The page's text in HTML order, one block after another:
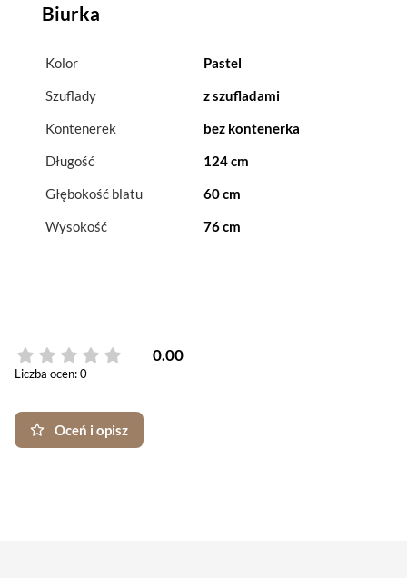
Biurka
Kolor Pastel
Długość 124 cm
Szuflady z szufladami
Głębokość blatu 60 cm
Kontenerek bez kontenerka
Wysokość 76 cm
0.00
Liczba ocen: 0
Oceń i opisz